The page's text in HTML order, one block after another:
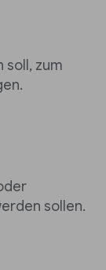
soll, zum
sollen.